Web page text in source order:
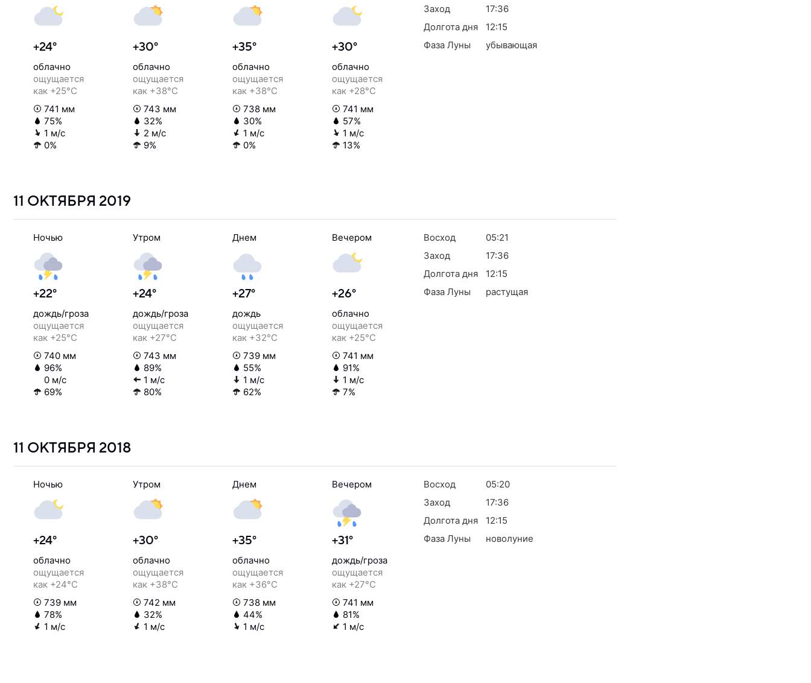
+24°
облачно
ощущается
как +25°C
741 мм
75%
1 м/с
0%
+30°
облачно
ощущается
как +38°C
743 мм
32%
2 м/с
9%
+35°
облачно
ощущается
как +38°C
738 мм
30%
1 м/с
0%
+30°
облачно
ощущается
как +28°C
741 мм
57%
1 м/с
13%
Заход
17:36
Долгота дня
12:15
Фаза Луны
убывающая
11 ОКТЯБРЯ 2019
Ночью
+22°
дождь/гроза
ощущается
как +25°C
740 мм
96%
0 м/с
69%
Утром
+24°
дождь/гроза
ощущается
как +27°C
743 мм
89%
1 м/с
80%
Днем
+27°
дождь
ощущается
как +32°C
739 мм
55%
1 м/с
62%
Вечером
+26°
облачно
ощущается
как +25°C
741 мм
91%
1 м/с
7%
Восход
05:21
Заход
17:36
Долгота дня
12:15
Фаза Луны
растущая
11 ОКТЯБРЯ 2018
Ночью
+24°
облачно
ощущается
как +24°C
739 мм
78%
1 м/с
Утром
+30°
облачно
ощущается
как +38°C
742 мм
32%
1 м/с
Днем
+35°
облачно
ощущается
как +36°C
738 мм
44%
1 м/с
Вечером
+31°
дождь/гроза
ощущается
как +27°C
741 мм
81%
1 м/с
Восход
05:20
Заход
17:36
Долгота дня
12:15
Фаза Луны
новолуние